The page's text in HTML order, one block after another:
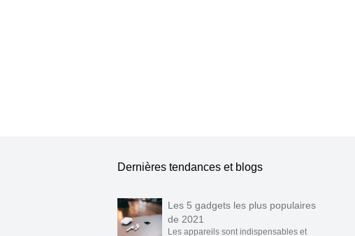
Dernières tendances et blogs
Les 5 gadgets les plus populaires
de 2021
Les appareils sont indispensables et